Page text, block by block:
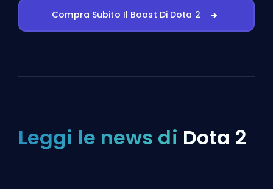
Compra Subito Il Boost Di Dota 2
Leggi le news di Dota 2